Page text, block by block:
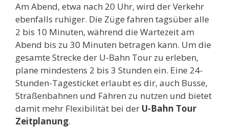
Am Abend, etwa nach 20 Uhr, wird der Verkehr
ebenfalls ruhiger. Die Züge fahren tagsüber alle
2 bis 10 Minuten, während die Wartezeit am
Abend bis zu 30 Minuten betragen kann. Um die
gesamte Strecke der U-Bahn Tour zu erleben,
plane mindestens 2 bis 3 Stunden ein. Eine 24-
Stunden-Tagesticket erlaubt es dir, auch Busse,
Straßenbahnen und Fähren zu nutzen und bietet
damit mehr Flexibilität bei der U-Bahn Tour
Zeitplanung.